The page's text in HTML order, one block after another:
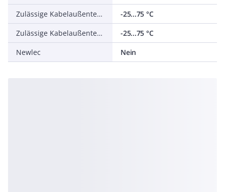
Zulässige Kabelaußentemperatur bei Montage/Handling
-25...75 °C
Zulässige Kabelaußentemperatur nach Montage ohne Erschütterung
-25...75 °C
Newlec
Nein